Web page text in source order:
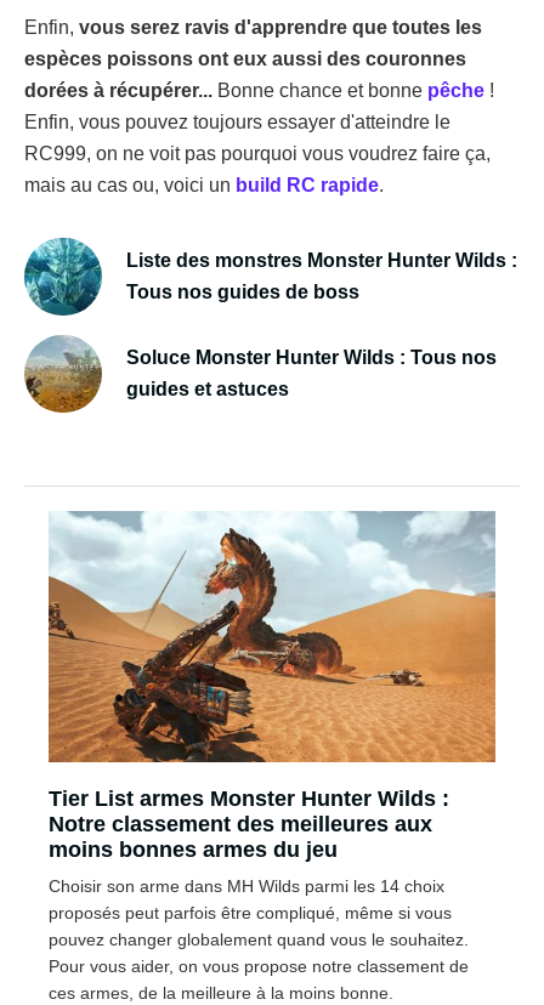
Enfin, vous serez ravis d'apprendre que toutes les
espèces poissons ont eux aussi des couronnes
dorées à récupérer... Bonne chance et bonne pêche !
Enfin, vous pouvez toujours essayer d'atteindre le
RC999, on ne voit pas pourquoi vous voudrez faire ça,
mais au cas ou, voici un build RC rapide.
Liste des monstres Monster Hunter Wilds :
Tous nos guides de boss
Soluce Monster Hunter Wilds : Tous nos
guides et astuces
Tier List armes Monster Hunter Wilds :
Notre classement des meilleures aux
moins bonnes armes du jeu
Choisir son arme dans MH Wilds parmi les 14 choix
proposés peut parfois être compliqué, même si vous
pouvez changer globalement quand vous le souhaitez.
Pour vous aider, on vous propose notre classement de
ces armes, de la meilleure à la moins bonne.